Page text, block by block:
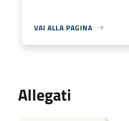
VAI ALLA PAGINA
Allegati